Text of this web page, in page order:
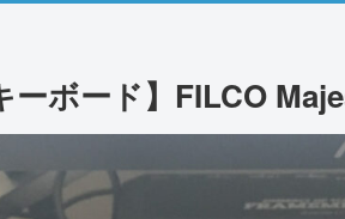
ーボード】FILCO